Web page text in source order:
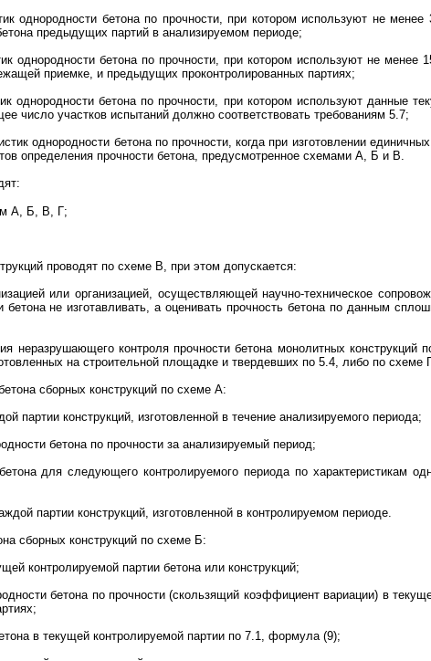
однородности бетона по прочности, при котором используют не менее
предыдущих партий в анализируемом периоде;
однородности бетона по прочности, при котором используют не менее
приемке, и предыдущих проконтролированных партиях;
однородности бетона по прочности, при котором используют данные
число участков испытаний должно соответствовать требованиям 5.7;
однородности бетона по прочности, когда при изготовлении
определения прочности бетона, предусмотренное схемами А, Б и В.
А, Б, В, Г;
проводят по схеме В, при этом допускается:
или организацией, осуществляющей научно-техническое
не изготавливать, а оценивать прочность бетона по данным
неразрушающего контроля прочности бетона монолитных
на строительной площадке и твердевших по 5.4, либо по схеме
сборных конструкций по схеме А:
партии конструкций, изготовленной в течение анализируемого периода;
бетона по прочности за анализируемый период;
для следующего контролируемого периода по характеристикам
партии конструкций, изготовленной в контролируемом периоде.
сборных конструкций по схеме Б:
контролируемой партии бетона или конструкций;
бетона по прочности (скользящий коэффициент вариации) в
в текущей контролируемой партии по 7.1, формула (9);